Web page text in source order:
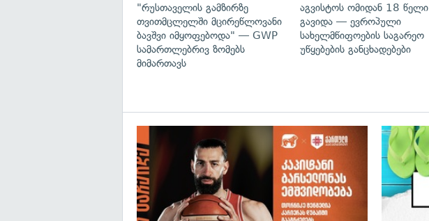
"რუსთაველის გამზირზე
თვითმცლელში მცირეწლოვანი
ბავშვი იმყოფებოდა" — GWP
სამართლებრივ ზომებს
მიმართავს
აგვისტოს ომიდან 18 წელი
გავიდა — ევროპული
სახელმწიფოების საგარეო
უწყებების განცხადებები